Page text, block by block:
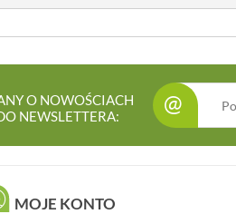
O NOWOŚCIACH
NEWSLETTERA:
@
MOJE KONTO